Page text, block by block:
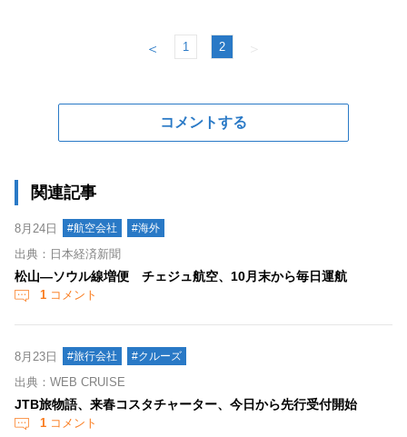
＜ 1 2 ＞
コメントする
関連記事
8月24日 #航空会社 #海外
出典：日本経済新聞
松山―ソウル線増便 チェジュ航空、10月末から毎日運航
1 コメント
8月23日 #旅行会社 #クルーズ
出典：WEB CRUISE
JTB旅物語、来春コスタチャーター、今日から先行受付開始
1 コメント